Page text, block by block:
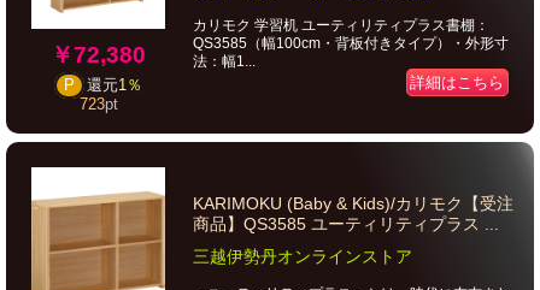
￥72,380
P 還元1％
723pt
カリモク 学習机 ユーティリティプラス書棚：
QS3585（幅100cm・背板付きタイプ）・外形寸
法：幅1...
詳細はこちら
KARIMOKU (Baby & Kids)/カリモク【受注
商品】QS3585 ユーティリティプラス ...
三越伊勢丹オンラインストア